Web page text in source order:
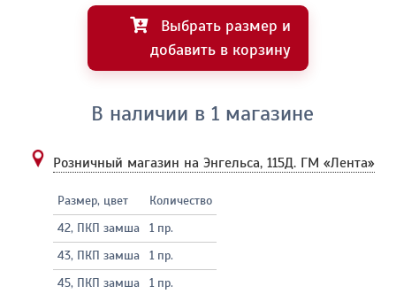
Выбрать размер и
добавить в корзину
В наличии в 1 магазине
Розничный магазин на Энгельса, 115Д. ГМ «Лента»
Размер, цвет
Количество
42, ПКП замша
1 пр.
43, ПКП замша
1 пр.
45, ПКП замша
1 пр.